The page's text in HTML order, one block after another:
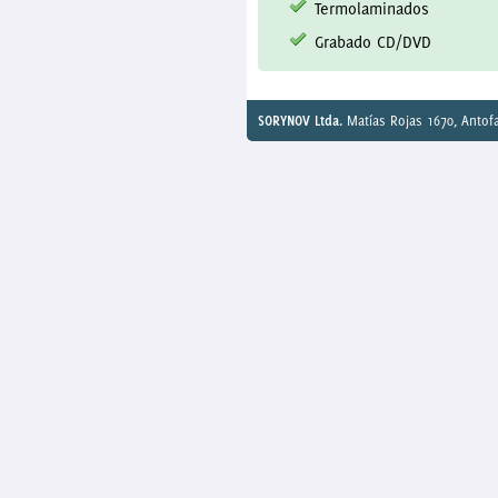
Termolaminados
Grabado CD/DVD
SORYNOV Ltda. Matías Rojas 1670,